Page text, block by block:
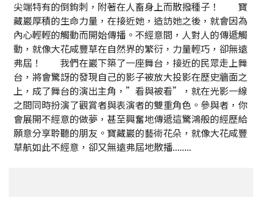
尖端特有的倒鉤刺，附著在人畜身上而散撥種子！ 寶
藏巖厚積的生命力量，在接近她，造訪她之後，就會因為
內心輕輕的觸動而開始傳播。不經意間，人對人的傳遞觸
動，就像大花咸豐草在自然界的繁衍，力量輕巧，卻無遠
弗屆！ 我們在巖下築了一座舞台，接近的民眾走上舞
台，將會驚訝的發現自己的影子被放大投影在歷史牆面之
上，成了舞台的演出主角，”看與被看”，就在光影一線
之間同時扮演了觀賞者與表演者的雙重角色。參與者，你
會展開不經意的做夢，甚至興奮地傳遞這驚鴻般的經歷給
願意分享聆聽的朋友。寶藏巖的藝術花朵，就像大花咸豐
草航如此不經意，卻又無遠弗屆地散播........